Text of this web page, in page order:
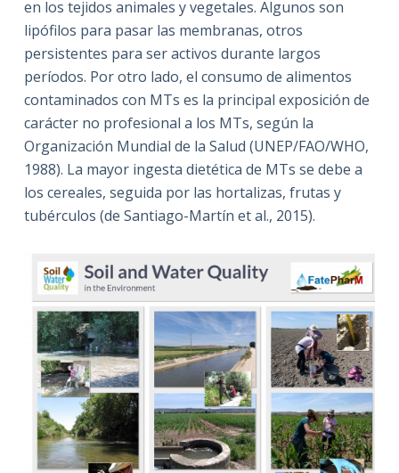
en los tejidos animales y vegetales. Algunos son
lipófilos para pasar las membranas, otros
persistentes para ser activos durante largos
períodos. Por otro lado, el consumo de alimentos
contaminados con MTs es la principal exposición de
carácter no profesional a los MTs, según la
Organización Mundial de la Salud (UNEP/FAO/WHO,
1988). La mayor ingesta dietética de MTs se debe a
los cereales, seguida por las hortalizas, frutas y
tubérculos (de Santiago-Martín et al., 2015).